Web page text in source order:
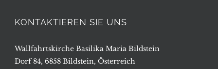
KONTAKTIEREN SIE UNS
Wallfahrtskirche Basilika Maria Bildstein
Dorf 84, 6858 Bildstein, Österreich